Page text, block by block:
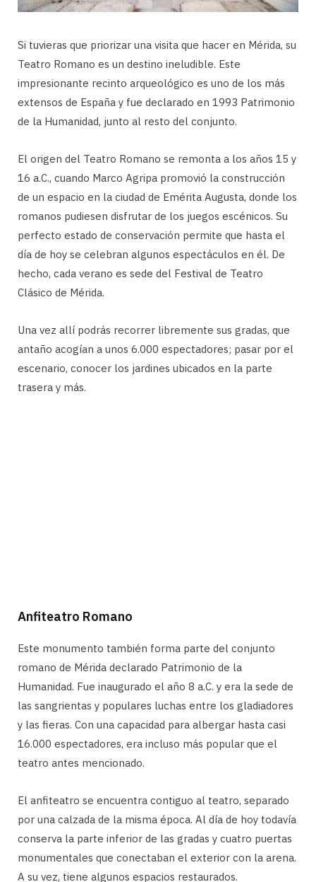
Si tuvieras que priorizar una visita que hacer en Mérida, su
Teatro Romano es un destino ineludible. Este
impresionante recinto arqueológico es uno de los más
extensos de España y fue declarado en 1993 Patrimonio
de la Humanidad, junto al resto del conjunto.
El origen del Teatro Romano se remonta a los años 15 y
16 a.C., cuando Marco Agripa promovió la construcción
de un espacio en la ciudad de Emérita Augusta, donde los
romanos pudiesen disfrutar de los juegos escénicos. Su
perfecto estado de conservación permite que hasta el
día de hoy se celebran algunos espectáculos en él. De
hecho, cada verano es sede del Festival de Teatro
Clásico de Mérida.
Una vez allí podrás recorrer libremente sus gradas, que
antaño acogían a unos 6.000 espectadores; pasar por el
escenario, conocer los jardines ubicados en la parte
trasera y más.
Anfiteatro Romano
Este monumento también forma parte del conjunto
romano de Mérida declarado Patrimonio de la
Humanidad. Fue inaugurado el año 8 a.C. y era la sede de
las sangrientas y populares luchas entre los gladiadores
y las fieras. Con una capacidad para albergar hasta casi
16.000 espectadores, era incluso más popular que el
teatro antes mencionado.
El anfiteatro se encuentra contiguo al teatro, separado
por una calzada de la misma época. Al día de hoy todavía
conserva la parte inferior de las gradas y cuatro puertas
monumentales que conectaban el exterior con la arena.
A su vez, tiene algunos espacios restaurados.